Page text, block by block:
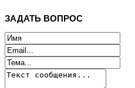
ЗАДАТЬ ВОПРОС